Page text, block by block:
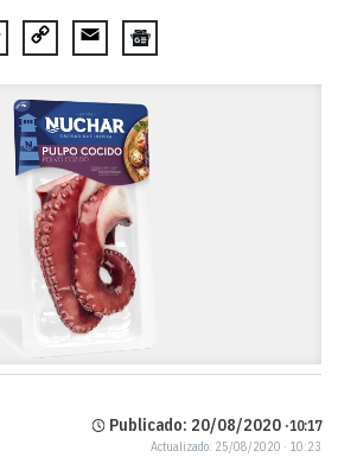
Copy
Email
Publicado: 20/08/2020 ·10:17
Actualizado: 25/08/2020 · 10:23